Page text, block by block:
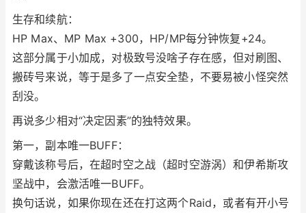
生存和续航：
HP Max、MP Max +300，HP/MP每分钟恢复+24。
这部分属于小加成，对极致号没啥子存在感，但对刷图、
搬砖号来说，等于是多了一点安全垫，不要易被小怪突然
刮没。
再说多少相对“决定因素”的独特效果。
第一，副本唯一BUFF：
穿戴该称号后，在超时空之战（超时空游涡）和伊希斯攻
坚战中，会激活唯一BUFF。
换句话说，如果你现在还在打这两个Raid，或者有开小号